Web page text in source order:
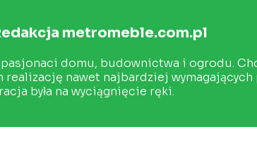
metromeble.com.pl
domu, budownictwa i ogrodu.
nawet najbardziej wymagających
była na wyciągnięcie ręki.